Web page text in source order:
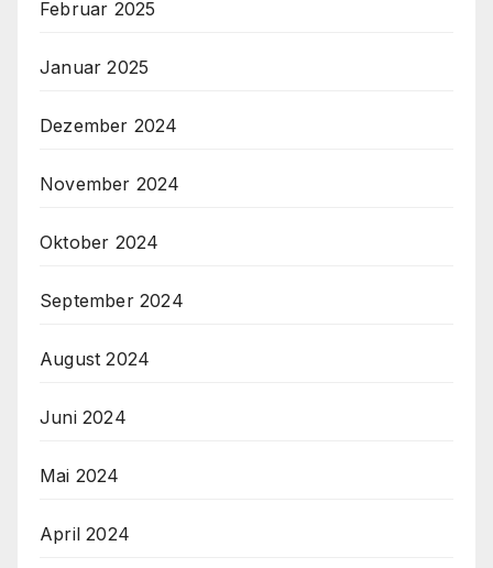
Februar 2025
Januar 2025
Dezember 2024
November 2024
Oktober 2024
September 2024
August 2024
Juni 2024
Mai 2024
April 2024